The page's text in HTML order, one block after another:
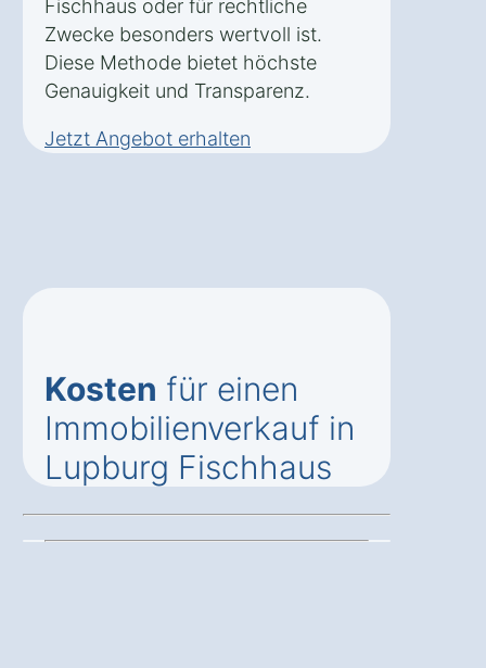
Fischhaus oder für rechtliche
Zwecke besonders wertvoll ist.
Diese Methode bietet höchste
Genauigkeit und Transparenz.
Jetzt Angebot erhalten
Kosten für einen
Immobilienverkauf in
Lupburg Fischhaus